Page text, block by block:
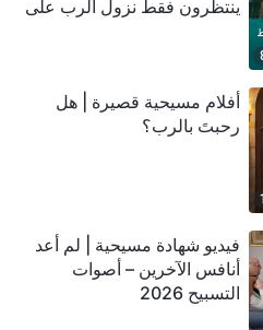
ينتظرون فقط نزول الرب على
أفلام مسيحية قصيرة | هل
رحبتَ بالرب؟
فيديو شهادة مسيحية | لم أعد
أنافس الآخرين – أصوات
التسبيح 2026